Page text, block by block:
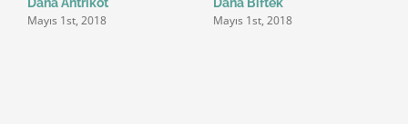
Mayıs 1st, 2018 Mayıs 1st, 2018